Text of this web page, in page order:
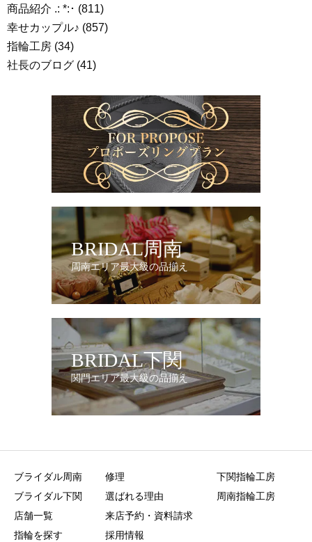
商品紹介 .: *:･ (811)
幸せカップル♪ (857)
指輪工房 (34)
社長のブログ (41)
BRIDAL周南
周南エリア最大級の品揃え
BRIDAL下関
関門エリア最大級の品揃え
ブライダル周南
ブライダル下関
店舗一覧
指輪を探す
修理
選ばれる理由
来店予約・資料請求
採用情報
下関指輪工房
周南指輪工房